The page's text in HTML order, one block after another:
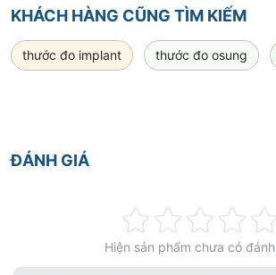
KHÁCH HÀNG CŨNG TÌM KIẾM
thước đo implant thước đo osung
ĐÁNH GIÁ
0%
Hiện sản phẩm chưa có